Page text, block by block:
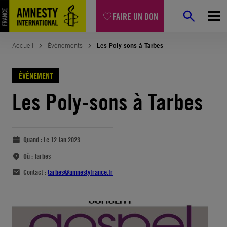
FAIRE UN DON
Accueil Évènements Les Poly-sons à Tarbes
ÉVÈNEMENT
Les Poly-sons à Tarbes
Quand : Le 12 Jan 2023
Où :Tarbes
Contact :tarbes@amnestyfrance.fr